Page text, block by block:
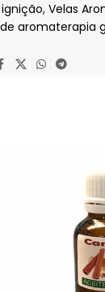
, Velas
aromaterapia